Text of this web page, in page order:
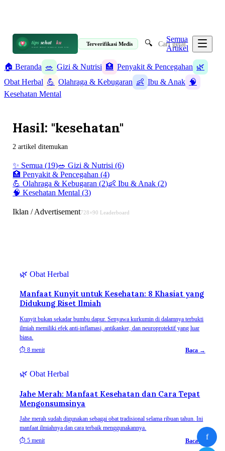
tipssehat ku
HIDUP SEHAT DIMULAI DARI SINI
Terverifikasi Medis 🔍
Semua
Artikel
🏠 Beranda 🥗 Gizi & Nutrisi 🏥 Penyakit & Pencegahan 🌿
Obat Herbal 💪 Olahraga & Kebugaran 👶 Ibu & Anak 🧠
Kesehatan Mental
Hasil: "kesehatan"
2 artikel ditemukan
✨ Semua (19)🥗 Gizi & Nutrisi (6)
🏥 Penyakit & Pencegahan (4)
💪 Olahraga & Kebugaran (2)👶 Ibu & Anak (2)
🧠 Kesehatan Mental (3)
Iklan / Advertisement728×90 Leaderboard
🌿 Obat Herbal
Manfaat Kunyit untuk Kesehatan: 8 Khasiat yang
Didukung Riset Ilmiah
Kunyit bukan sekadar bumbu dapur. Senyawa kurkumin di dalamnya terbukti
ilmiah memiliki efek anti-inflamasi, antikanker, dan neuroprotektif yang luar
biasa.
⏱8 menit Baca →
🌿 Obat Herbal
Jahe Merah: Manfaat Kesehatan dan Cara Tepat
Mengonsumsinya
Jahe merah sudah digunakan sebagai obat tradisional selama ribuan tahun. Ini
manfaat ilmiahnya dan cara terbaik menggunakannya.
⏱5 menit Baca →
f